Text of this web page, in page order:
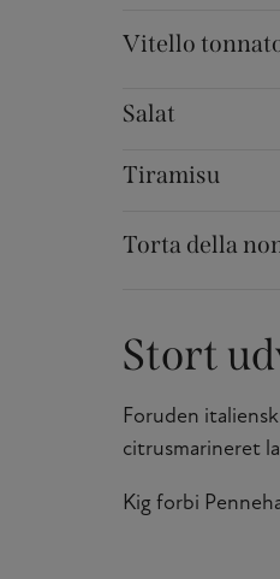
Vitello
Salat
Tiramisu
Torta della
Stort
Foruden
citrusmarineret
Kig forbi